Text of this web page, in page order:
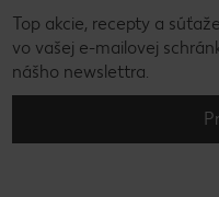
Top akcie, recepty a
vo vašej e-mailovej
nášho newslettra.